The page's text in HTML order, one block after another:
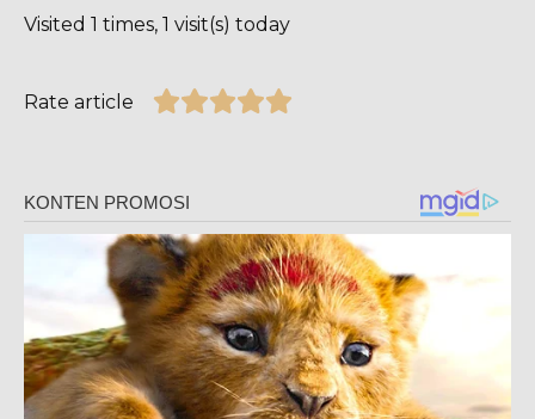
Visited 1 times, 1 visit(s) today
Rate article